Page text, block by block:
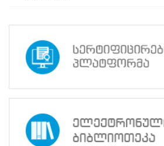
ცენტრისა
და
სამოქალაქო
განვითარების
ინსტიტუტის
პარტნიორობით
ჩატარდა